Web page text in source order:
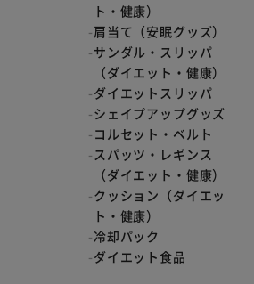
ト・健康）
肩当て（安眠グッズ）
サンダル・スリッパ
（ダイエット・健康）
ダイエットスリッパ
シェイプアップグッズ
コルセット・ベルト
スパッツ・レギンス
（ダイエット・健康）
クッション（ダイエッ
ト・健康）
冷却パック
ダイエット食品